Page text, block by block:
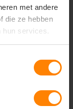
met andere
die ze hebben
services.